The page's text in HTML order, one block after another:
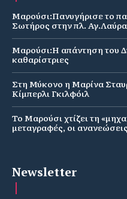
Μαρούσι:Πανυγήρισε το
Σωτήρος στην πλ.
Μαρούσι:Η απάντηση του
καθαρίστριες
Στη Μύκονο η Μαρίνα
Κίμπερλι Γκιλφόιλ
Το Μαρούσι χτίζει τη
μεταγραφές, οι
Newsletter